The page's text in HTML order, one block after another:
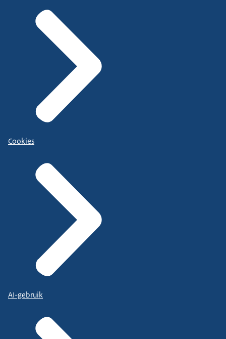
Cookies
AI-gebruik